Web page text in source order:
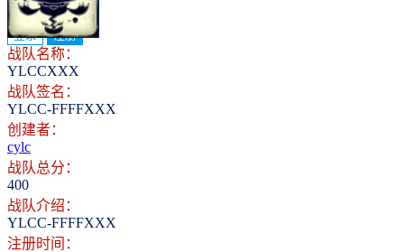
登录 注册
战队名称：
YLCCXXX
战队签名：
YLCC-FFFFXXX
创建者：
cylc
战队总分：
400
战队介绍：
YLCC-FFFFXXX
注册时间：